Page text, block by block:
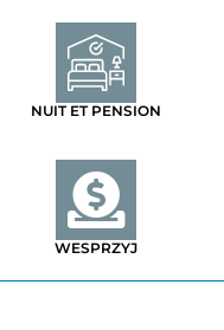
NUIT ET PENSION
WESPRZYJ